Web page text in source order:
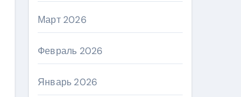
Март 2026
Февраль 2026
Январь 2026